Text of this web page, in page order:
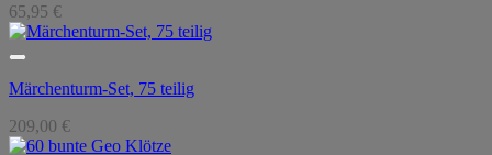
65,95 €
Märchenturm-Set, 75 teilig
209,00 €